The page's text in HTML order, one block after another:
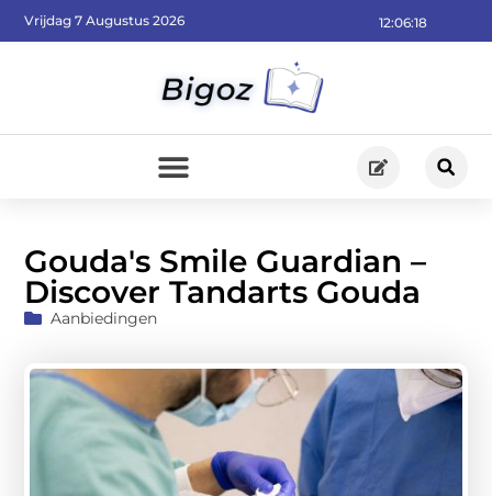
12:06:19
Vrijdag 7 Augustus 2026
Gouda's Smile Guardian –
Discover Tandarts Gouda
Aanbiedingen